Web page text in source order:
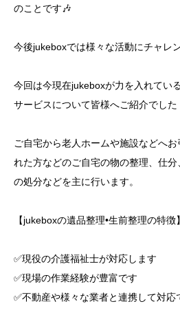
のことです🎶
今後jukeboxでは様々な活動にチャレ
今回は今現在jukeboxが力を入れてい
サービスについて皆様へご紹介でした
ご自宅から老人ホームや施設などへ
れた方などのご自宅の物の整理、仕
の処分などを主に行います。
【jukeboxの遺品整理•生前整理の特徴】
✅現役の介護福祉士が対応します
✅現場の作業経験が豊富です
✅不動産や様々な業者と連携して対応